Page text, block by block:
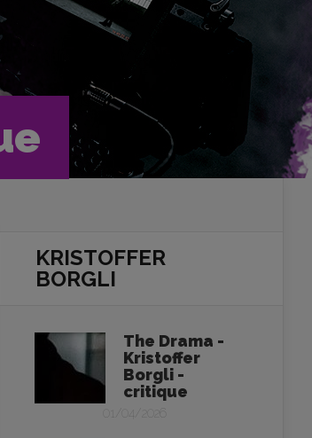
KRISTOFFER
BORGLI
The Drama -
Kristoffer
Borgli -
critique
01/04/2026